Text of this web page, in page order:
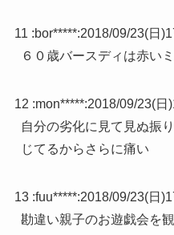
11 :bor*****:2018/09/23(日
６０歳バースディは赤い
12 :mon*****:2018/09/23(日
自分の劣化に見て見ぬ振
じてるからさらに痛い
13 :fuu*****:2018/09/23(日
勘違い親子のお遊戯会を